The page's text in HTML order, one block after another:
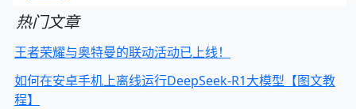
热门文章
王者荣耀与奥特曼的联动活动已上线！
如何在安卓手机上离线运行DeepSeek-R1大模型【图文教
程】